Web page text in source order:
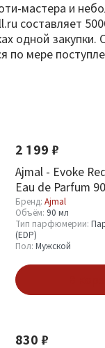
мастера и
составляет
одной
по мере
2 199 ₽
Ajmal - Evoke
Eau de Parfum
Бренд: Ajmal
Объём: 90 мл
Тип парфюмерии:
(EDP)
Пол: Мужской
830 ₽